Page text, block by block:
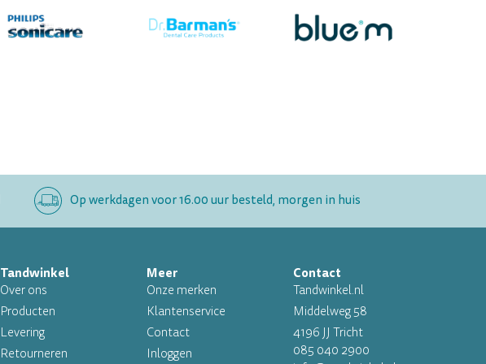
Op werkdagen voor 16.00 uur besteld, morgen in huis
Tandwinkel
Over ons
Producten
Levering
Retourneren
Meer
Onze merken
Klantenservice
Contact
Inloggen
Contact
Tandwinkel.nl
Middelweg 58
4196 JJ Tricht
085 040 2900